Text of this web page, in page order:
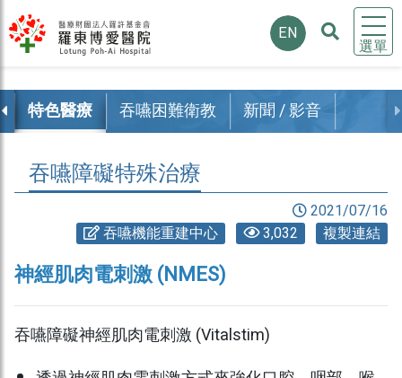
選單
EN
特色醫療 吞嚥困難衛教 新聞 / 影音
吞嚥障礙特殊治療
2021/07/16
吞嚥機能重建中心
3,032 複製連結
神經肌肉電刺激 (NMES)
吞嚥障礙神經肌肉電刺激 (Vitalstim)